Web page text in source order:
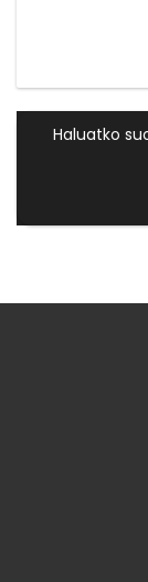
Haluatko